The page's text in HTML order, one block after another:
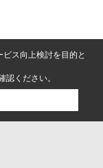
お問い合わせ
ス向上検討を目的と
認ください。